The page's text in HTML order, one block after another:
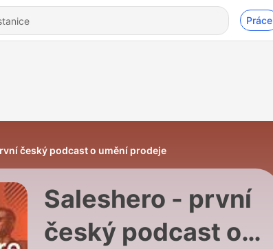
Práce
český podcast o umění prodeje
Saleshero - první
český podcast o